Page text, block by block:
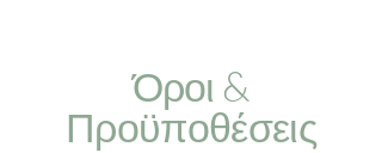
Όροι &
Προϋποθέσεις